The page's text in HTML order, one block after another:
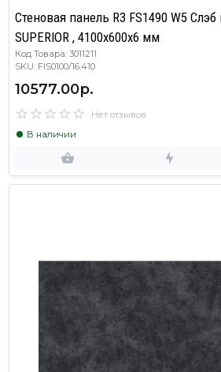
Стеновая панель R3 FS1490 W5 Слэб карамельный
SUPERIOR , 4100х600х6 мм
Код Товара: 3011211
SKU: FIS0100/16.410
10577.00р.
Нет отзывов
В наличии